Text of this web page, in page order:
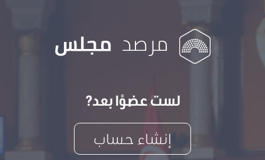
لست عضوًا بعد?
إنشاء حساب